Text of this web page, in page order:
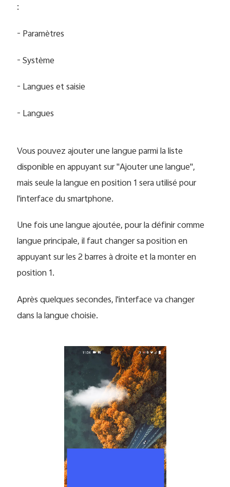
:
- Paramètres
- Système
- Langues et saisie
- Langues
Vous pouvez ajouter une langue parmi la liste
disponible en appuyant sur "Ajouter une langue",
mais seule la langue en position 1 sera utilisé pour
l'interface du smartphone.
Une fois une langue ajoutée, pour la définir comme
langue principale, il faut changer sa position en
appuyant sur les 2 barres à droite et la monter en
position 1.
Après quelques secondes, l'interface va changer
dans la langue choisie.